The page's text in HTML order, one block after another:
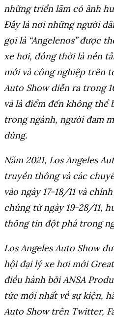
những triển lãm có ảnh
Đây là nơi những người
gọi là “Angelenos” được
xe hơi, đồng thời là nền
mới và công nghiệp trên
Auto Show diễn ra trong
và là điểm đến không thể
trong ngành, người đam
dùng.
Năm 2021, Los Angeles
truyền thông và các
vào ngày 17-18/11 và
chúng từ ngày 19-28/11,
thông tin đột phá trong
Los Angeles Auto Show
hội đại lý xe hơi mới
điều hành bởi ANSA
tức mới nhất về sự kiện,
Auto Show trên Twitter,